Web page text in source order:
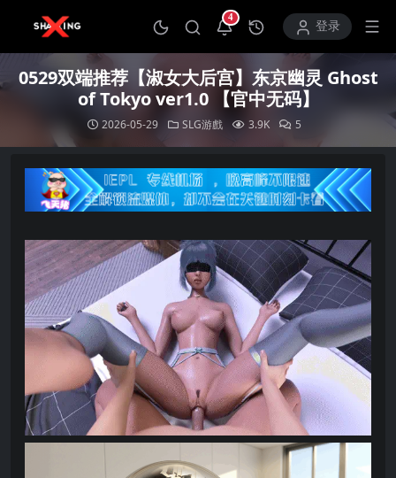
4
打开通知中心登录
0529双端推荐【淑女大后宫】东京幽灵 Ghost
of Tokyo ver1.0 【官中无码】
2026-05-29 SLG游戲 3.9K 5